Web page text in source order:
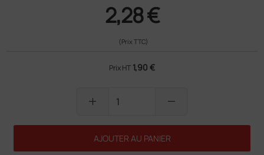
2,28 €
(Prix TTC)
Prix HT 1,90 €
add remove
AJOUTER AU PANIER